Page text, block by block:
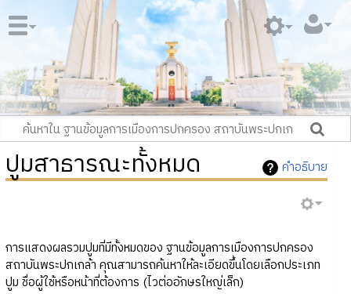
คำอธิบาย
ปูมสาธารณะทั้งหมด
การแสดงผลรวมปูมที่มีทั้งหมดของ ฐานข้อมูลการเมืองการปกครอง
สถาบันพระปกเกล้า คุณสามารถค้นหาให้ละเอียดขึ้นโดยเลือกประเภท
ปูม ชื่อผู้ใช้หรือหน้าที่ต้องการ (ไวต่ออักษรใหญ่เล็ก)